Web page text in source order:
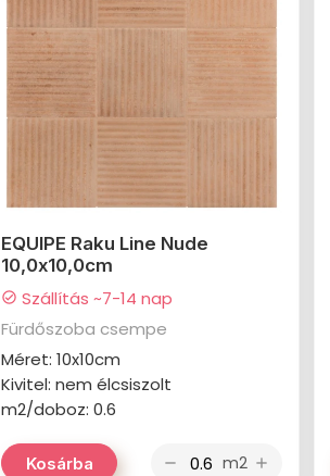
EQUIPE Raku Line Nude
10,0x10,0cm
check_circle Szállítás ~7-14 nap
Fürdőszoba csempe
Méret: 10x10cm
Kivitel: nem élcsiszolt
m2/doboz: 0.6
Kosárba remove m2 add